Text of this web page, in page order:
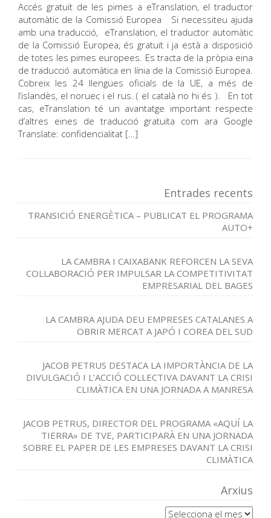
Accés gratuït de les pimes a eTranslation, el traductor
automàtic de la Comissió Europea Si necessiteu ajuda
amb una traducció, eTranslation, el traductor automàtic
de la Comissió Europea, és gratuït i ja està a disposició
de totes les pimes europees. Es tracta de la pròpia eina
de traducció automàtica en línia de la Comissió Europea.
Cobreix les 24 llengües oficials de la UE, a més de
l’islandès, el noruec i el rus. ( el català no hi és ). En tot
cas, eTranslation té un avantatge important respecte
d’altres eines de traducció gratuïta com ara Google
Translate: confidencialitat […]
Entrades recents
TRANSICIÓ ENERGÈTICA – PUBLICAT EL PROGRAMA
AUTO+
LA CAMBRA I CAIXABANK REFORCEN LA SEVA
COL·LABORACIÓ PER IMPULSAR LA COMPETITIVITAT
EMPRESARIAL DEL BAGES
LA CAMBRA AJUDA DEU EMPRESES CATALANES A
OBRIR MERCAT A JAPÓ I COREA DEL SUD
JACOB PETRUS DESTACA LA IMPORTÀNCIA DE LA
DIVULGACIÓ I L’ACCIÓ COL·LECTIVA DAVANT LA CRISI
CLIMÀTICA EN UNA JORNADA A MANRESA
JACOB PETRUS, DIRECTOR DEL PROGRAMA «AQUÍ LA
TIERRA» DE TVE, PARTICIPARÀ EN UNA JORNADA
SOBRE EL PAPER DE LES EMPRESES DAVANT LA CRISI
CLIMÀTICA
Arxius
Arxius